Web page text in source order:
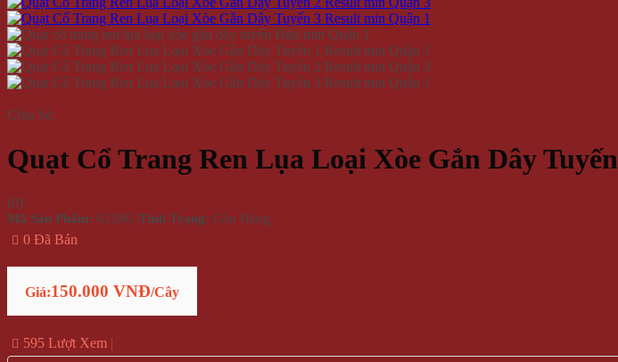
Chia Sẻ:
Quạt Cổ Trang Ren Lụa Loại Xòe Gắn Dây Tuyến
(0)
Mã Sản Phẩm: 62586 |Tình Trạng: Còn Hàng
0 Đã Bán
Giá:150.000 VNĐ/Cây
595 Lượt Xem